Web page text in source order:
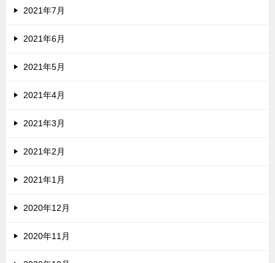
2021年7月
2021年6月
2021年5月
2021年4月
2021年3月
2021年2月
2021年1月
2020年12月
2020年11月